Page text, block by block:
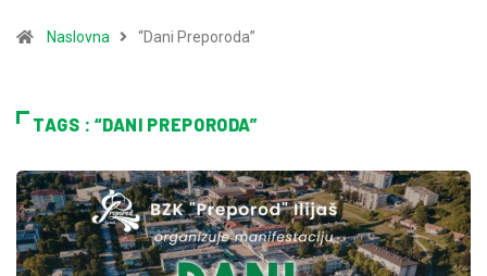
Naslovna “Dani Preporoda”
TAGS : “DANI PREPORODA”